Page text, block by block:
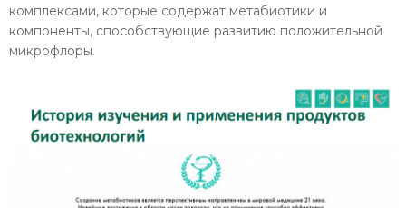
комплексами, которые содержат метабиотики и
компоненты, способствующие развитию положительной
микрофлоры.